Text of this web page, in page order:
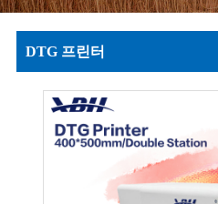
DTG 프린터